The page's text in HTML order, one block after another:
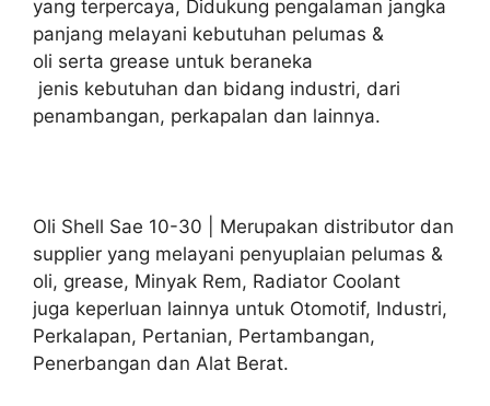
yang terpercaya, Didukung pengalaman jangka
panjang melayani kebutuhan pelumas &
oli serta grease untuk beraneka
jenis kebutuhan dan bidang industri, dari
penambangan, perkapalan dan lainnya.
Oli Shell Sae 10-30 | Merupakan distributor dan
supplier yang melayani penyuplaian pelumas &
oli, grease, Minyak Rem, Radiator Coolant
juga keperluan lainnya untuk Otomotif, Industri,
Perkalapan, Pertanian, Pertambangan,
Penerbangan dan Alat Berat.